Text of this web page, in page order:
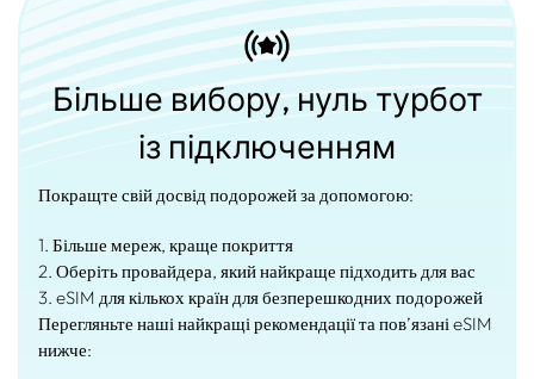
Більше вибору, нуль турбот
із підключенням
Покращте свій досвід подорожей за допомогою:
1. Більше мереж, краще покриття
2. Оберіть провайдера, який найкраще підходить для вас
3. eSIM для кількох країн для безперешкодних подорожей
Перегляньте наші найкращі рекомендації та пов’язані eSIM
нижче: